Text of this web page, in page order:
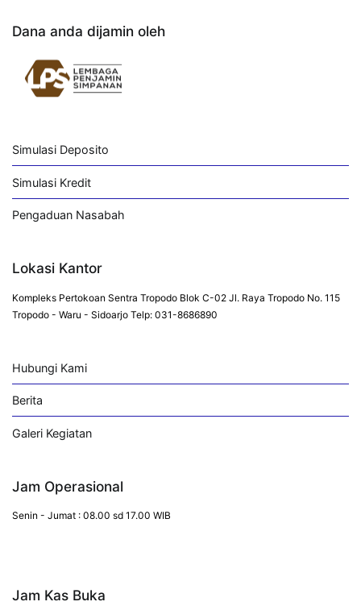
Dana anda dijamin oleh
Simulasi Deposito
Simulasi Kredit
Pengaduan Nasabah
Lokasi Kantor
Kompleks Pertokoan Sentra Tropodo Blok C-02 Jl. Raya Tropodo No. 115
Tropodo - Waru - Sidoarjo Telp: 031-8686890
Hubungi Kami
Berita
Galeri Kegiatan
Jam Operasional
Senin - Jumat : 08.00 sd 17.00 WIB
Jam Kas Buka